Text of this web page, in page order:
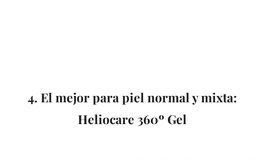
4. El mejor para piel normal y mixta:
Heliocare 360º Gel